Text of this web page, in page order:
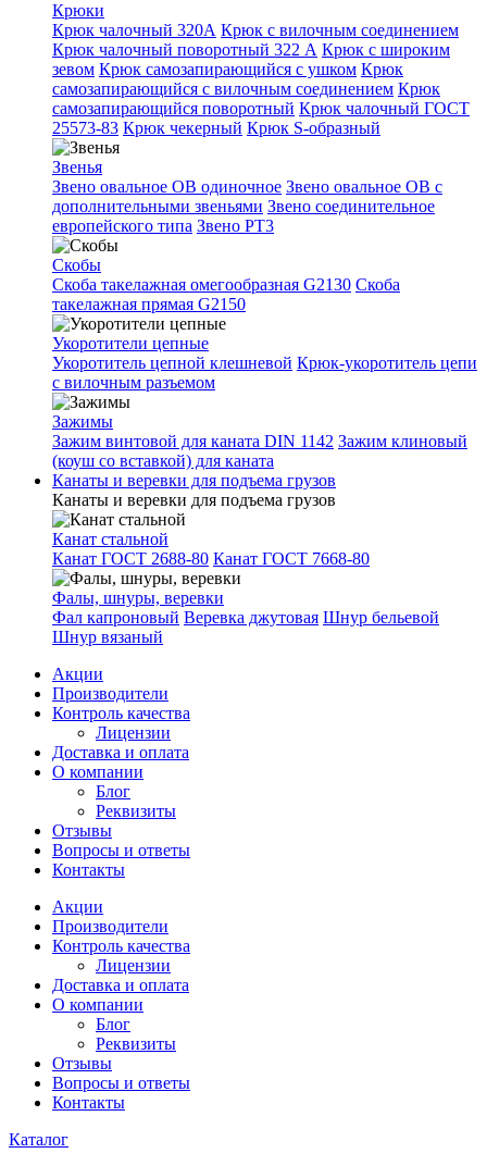
Крюки
Крюк чалочный 320А Крюк с вилочным соединением
Крюк чалочный поворотный 322 А Крюк с широким
зевом Крюк самозапирающийся с ушком Крюк
самозапирающийся с вилочным соединением Крюк
самозапирающийся поворотный Крюк чалочный ГОСТ
25573-83 Крюк чекерный Крюк S-образный
Звенья
Звено овальное OB одиночное Звено овальное ОВ с
дополнительными звеньями Звено соединительное
европейского типа Звено РТ3
Скобы
Скоба такелажная омегообразная G2130 Скоба
такелажная прямая G2150
Укоротители цепные
Укоротитель цепной клешневой Крюк-укоротитель цепи
с вилочным разъемом
Зажимы
Зажим винтовой для каната DIN 1142 Зажим клиновый
(коуш со вставкой) для каната
Канаты и веревки для подъема грузов
Канаты и веревки для подъема грузов
Канат стальной
Канат ГОСТ 2688-80 Канат ГОСТ 7668-80
Фалы, шнуры, веревки
Фал капроновый Веревка джутовая Шнур бельевой
Шнур вязаный
Акции
Производители
Контроль качества
Лицензии
Доставка и оплата
О компании
Блог
Реквизиты
Отзывы
Вопросы и ответы
Контакты
Акции
Производители
Контроль качества
Лицензии
Доставка и оплата
О компании
Блог
Реквизиты
Отзывы
Вопросы и ответы
Контакты
Каталог